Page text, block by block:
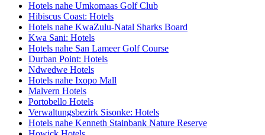
Hotels nahe Umkomaas Golf Club
Hibiscus Coast: Hotels
Hotels nahe KwaZulu-Natal Sharks Board
Kwa Sani: Hotels
Hotels nahe San Lameer Golf Course
Durban Point: Hotels
Ndwedwe Hotels
Hotels nahe Ixopo Mall
Malvern Hotels
Portobello Hotels
Verwaltungsbezirk Sisonke: Hotels
Hotels nahe Kenneth Stainbank Nature Reserve